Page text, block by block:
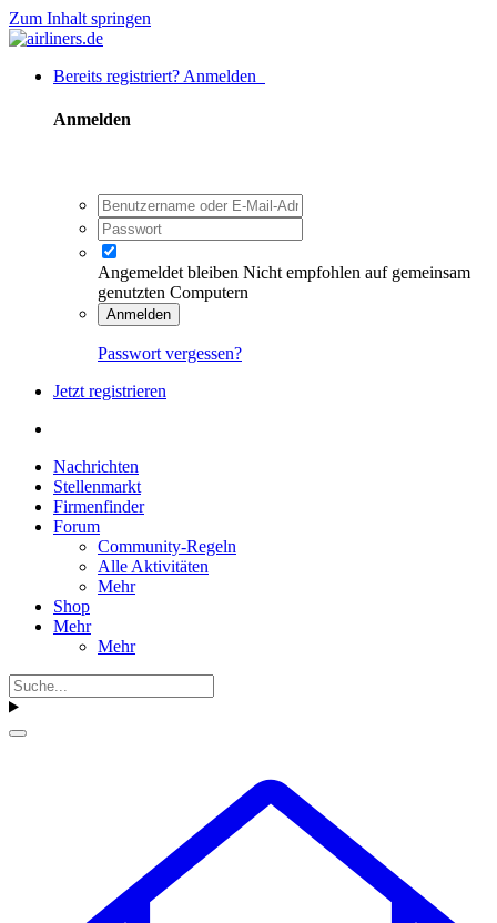
Zum Inhalt springen
Bereits registriert? Anmelden
Anmelden
Angemeldet bleiben Nicht empfohlen auf gemeinsam
genutzten Computern
Anmelden
Passwort vergessen?
Jetzt registrieren
Nachrichten
Stellenmarkt
Firmenfinder
Forum
Community-Regeln
Alle Aktivitäten
Mehr
Shop
Mehr
Mehr